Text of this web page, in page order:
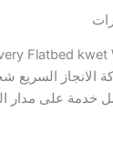
الانجاز
خدمة على